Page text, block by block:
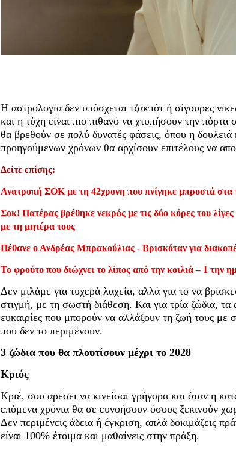
Η αστρολογία δεν υπόσχεται τζακπότ ή σίγουρες
και η τύχη είναι πιο πιθανό να χτυπήσουν την
θα βρεθούν σε πολύ δυνατές φάσεις, όπου η δουλειά
προηγούμενων χρόνων θα αρχίσουν επιτέλους να
Δείτε επίσης:
Ανατροπή ΣΟΚ με τη 42χρονη που πνίγηκε μπροστά στα
Σοκ! Πατέρας βρέθηκε νεκρός με τις δύο κόρες του
με τη μητέρα τους
Πέθανε ο Ανδρέας Μπρακούλιας - Βρισκόταν για
Το φρούτο που διώχνει το λίπος από την κοιλιά – 1 την
Δεν μιλάμε για τυχερά λαχεία, αλλά για το να
στιγμή, με τη σωστή διάθεση. Και για τρία ζώδια, τα
ευκαιρίες που μπορούν να αλλάξουν τη ζωή τους με
που δεν το περιμένουν.
3 ζώδια που θα πλουτίσουν μέχρι το 2028
Κριός
Κριέ, σου αρέσει να κινείσαι γρήγορα και όταν η
επόμενα χρόνια θα σε ευνοήσουν όσους ξεκινούν
Δεν περιμένεις άδεια ή έγκριση, απλά δοκιμάζεις
είναι 100% έτοιμα και μαθαίνεις στην πράξη.